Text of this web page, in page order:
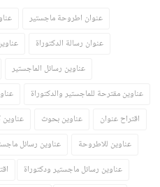
عنوان اطروحة ماجستير
عنوان رسالة الدكتوراة
عناوين رسائل الماجستير
عناوين مقترحة للماجستير والدكتوراة
اقتراح عنوان
عناوين بحوث
عناوين للاطروحة
عناوين رسائل
عناوين رسائل ماجستير ودكتوراة